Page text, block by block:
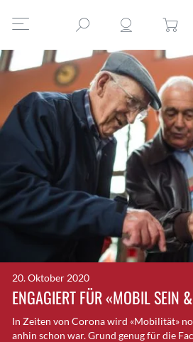
20. Oktober 2020
ENGAGIERT FÜR «MOBIL SEIN
In Zeiten von Corona wird «Mobilität»
anhin schon war. Grund genug für die